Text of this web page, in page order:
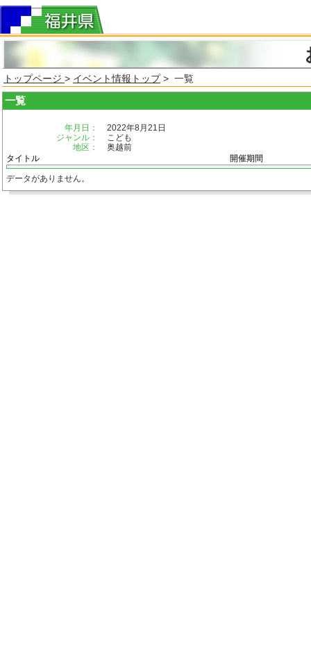
トップページ > イベント情報トップ> 一覧
一覧
年月日：
2022年8月21日
ジャンル：
こども
地区：
奥越前
タイトル
開催期間
データがありません。